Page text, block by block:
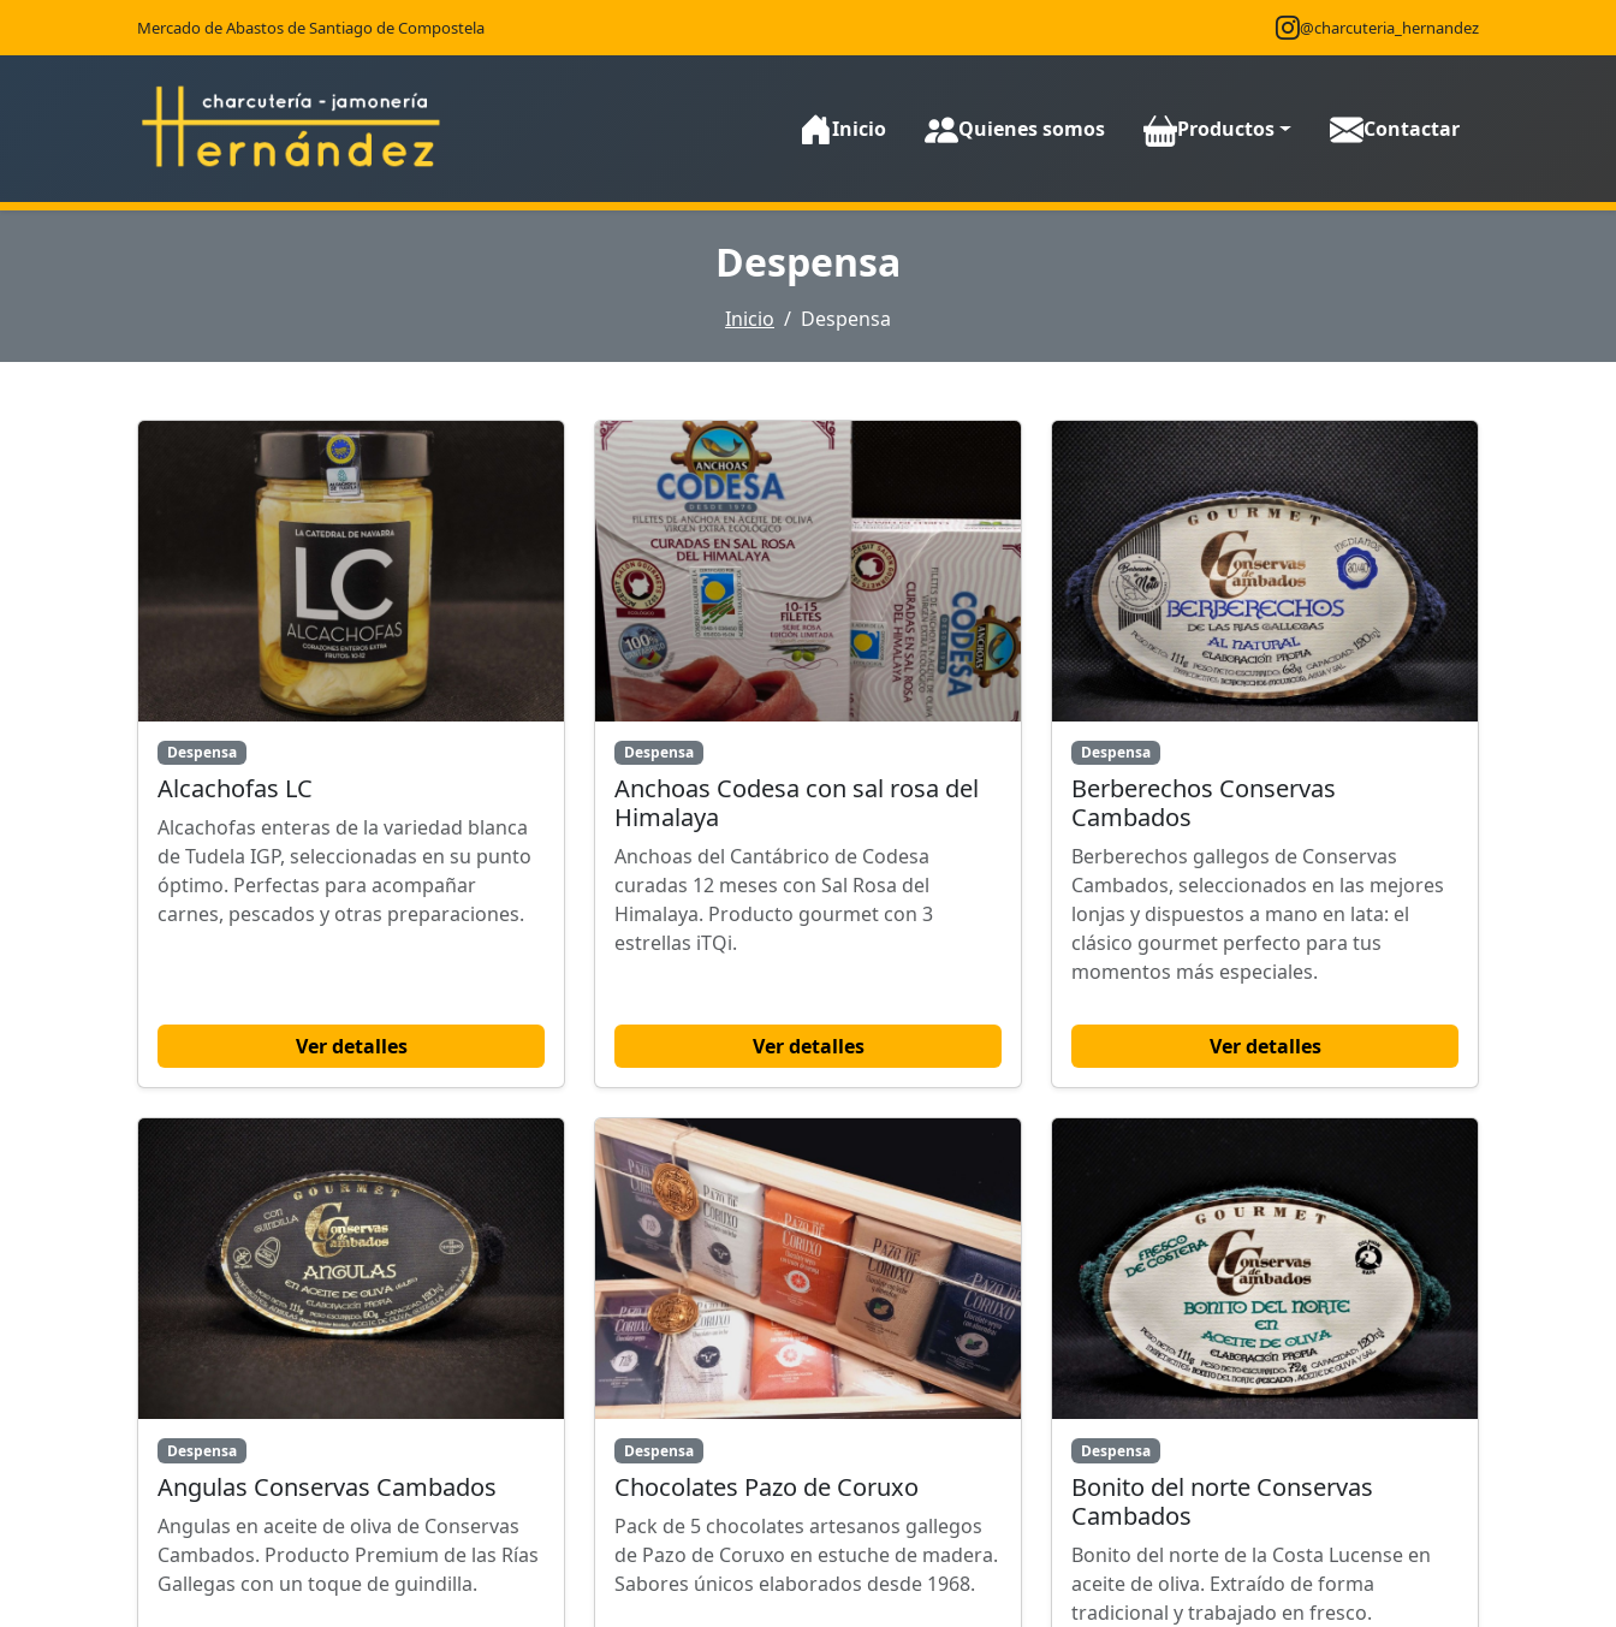
Mercado de Abastos de Santiago de Compostela @charcuteria_hernandez
Inicio Quienes somos Productos Contactar
Despensa
Inicio Despensa
Despensa
Alcachofas LC
Alcachofas enteras de la variedad blanca
de Tudela IGP, seleccionadas en su punto
óptimo. Perfectas para acompañar
carnes, pescados y otras preparaciones.
Ver detalles
Despensa
Anchoas Codesa con sal rosa del
Himalaya
Anchoas del Cantábrico de Codesa
curadas 12 meses con Sal Rosa del
Himalaya. Producto gourmet con 3
estrellas iTQi.
Ver detalles
Despensa
Berberechos Conservas
Cambados
Berberechos gallegos de Conservas
Cambados, seleccionados en las mejores
lonjas y dispuestos a mano en lata: el
clásico gourmet perfecto para tus
momentos más especiales.
Ver detalles
Despensa
Angulas Conservas Cambados
Angulas en aceite de oliva de Conservas
Cambados. Producto Premium de las Rías
Gallegas con un toque de guindilla.
Despensa
Chocolates Pazo de Coruxo
Pack de 5 chocolates artesanos gallegos
de Pazo de Coruxo en estuche de madera.
Sabores únicos elaborados desde 1968.
Despensa
Bonito del norte Conservas
Cambados
Bonito del norte de la Costa Lucense en
aceite de oliva. Extraído de forma
tradicional y trabajado en fresco.